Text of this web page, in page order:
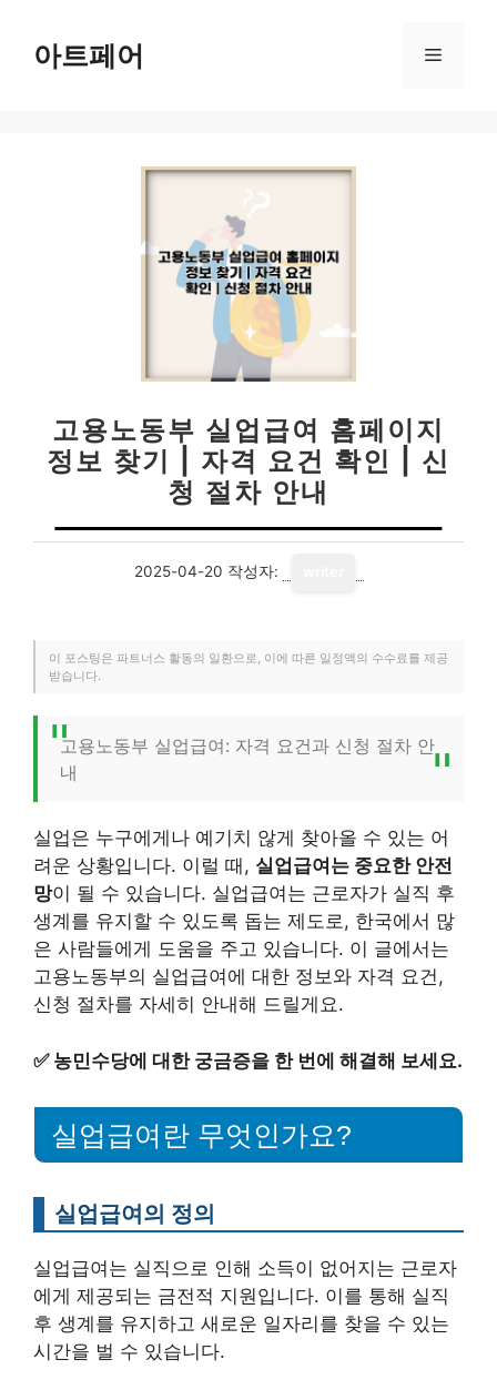
아트페어 메
고용노동부 실업급여 홈페이지
정보 찾기 | 자격 요건 확인 | 신
청 절차 안내
2025-04-20 작성자:
이 포스팅은 파트너스 활동의 일환으로, 이에 따른 일정액의 수수료를 제공
받습니다.
고용노동부 실업급여: 자격 요건과 신청 절차 안
내
실업은 누구에게나 예기치 않게 찾아올 수 있는 어
려운 상황입니다. 이럴 때, 실업급여는 중요한 안전
망이 될 수 있습니다. 실업급여는 근로자가 실직 후
생계를 유지할 수 있도록 돕는 제도로, 한국에서 많
은 사람들에게 도움을 주고 있습니다. 이 글에서는
고용노동부의 실업급여에 대한 정보와 자격 요건,
신청 절차를 자세히 안내해 드릴게요.
✅ 농민수당에 대한 궁금증을 한 번에 해결해 보세요.
실업급여란 무엇인가요?
실업급여의 정의
실업급여는 실직으로 인해 소득이 없어지는 근로자
에게 제공되는 금전적 지원입니다. 이를 통해 실직
후 생계를 유지하고 새로운 일자리를 찾을 수 있는
시간을 벌 수 있습니다.